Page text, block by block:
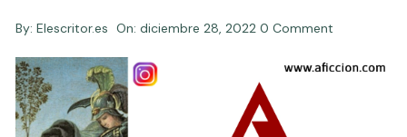
By: Elescritor.es On:diciembre 28, 2022 0 Comment